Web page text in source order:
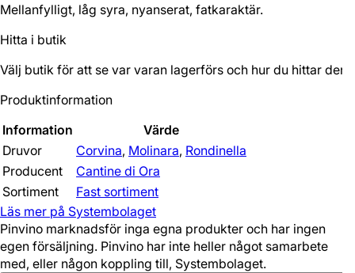
Mellanfylligt, låg syra, nyanserat, fatkaraktär.
Hitta i butik
Välj butik för att se var varan lagerförs och hur du hittar den.
Produktinformation
Information
Värde
Druvor
Corvina, Molinara, Rondinella
Producent
Cantine di Ora
Sortiment
Fast sortiment
Läs mer på Systembolaget
Pinvino marknadsför inga egna produkter och har ingen
egen försäljning. Pinvino har inte heller något samarbete
med, eller någon koppling till, Systembolaget.